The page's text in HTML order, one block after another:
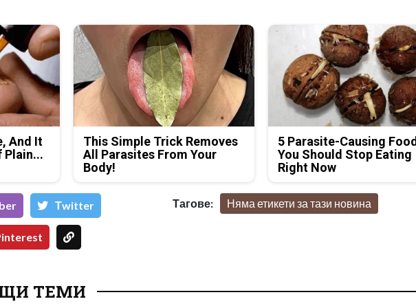
And It
Plain...
This Simple Trick Removes
All Parasites From Your
Body!
5 Parasite-Causing
You Should Stop Eating
Right Now
Тwitter Тагове: Няма етикети за тази новина
ТЕМИ